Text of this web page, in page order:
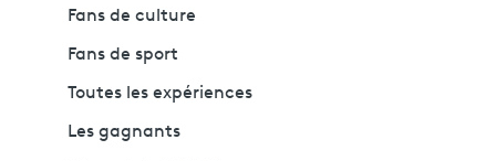
Fans de culture
Fans de sport
Toutes les expériences
Les gagnants